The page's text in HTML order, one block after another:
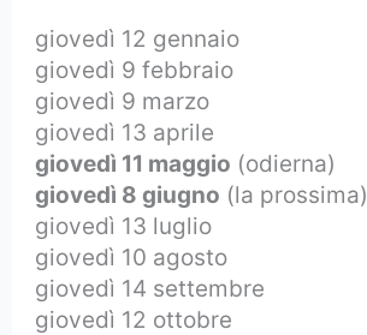
giovedì 12 gennaio
giovedì 9 febbraio
giovedì 9 marzo
giovedì 13 aprile
giovedì 11 maggio (odierna)
giovedì 8 giugno (la prossima)
giovedì 13 luglio
giovedì 10 agosto
giovedì 14 settembre
giovedì 12 ottobre